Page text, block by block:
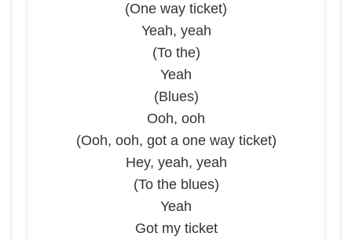
(One way ticket)
Yeah, yeah
(To the)
Yeah
(Blues)
Ooh, ooh
(Ooh, ooh, got a one way ticket)
Hey, yeah, yeah
(To the blues)
Yeah
Got my ticket